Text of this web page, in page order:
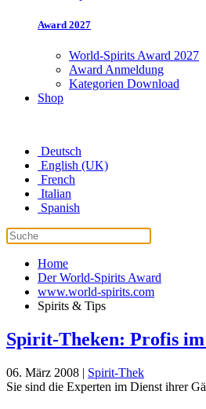
Award 2027
World-Spirits Award 2027
Award Anmeldung
Kategorien Download
Shop
Deutsch
English (UK)
French
Italian
Spanish
Home
Der World-Spirits Award
www.world-spirits.com
Spirits & Tips
Spirit-Theken: Profis im
06. März 2008 | Spirit-Thek
Sie sind die Experten im Dienst ihrer